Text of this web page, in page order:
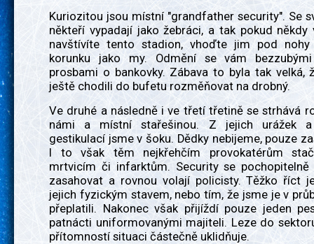
Kuriozitou jsou místní "grandfather security". Se
někteří vypadají jako žebráci, a tak pokud někdy
navštívíte tento stadion, vhoďte jim pod nohy
korunku jako my. Odmění se vám
prosbami o bankovky. Zábava to byla tak velká,
ještě chodili do bufetu rozměňovat na drobný.
Ve druhé a následně i ve třetí třetině se strhává
námi a místní stařešinou. Z jejich urážek a
gestikulací jsme v šoku. Dědky nebijeme, pouze
I to však těm nejkřehčím provokatérům
mrtvicím či infarktům. Security se pochopitelně
zasahovat a rovnou volají policisty. Těžko říct
jejich fyzickým stavem, nebo tím, že jsme je v
přeplatili. Nakonec však přijíždí pouze jeden
patnácti uniformovanými majiteli. Leze do
přítomností situaci částečně uklidňuje.